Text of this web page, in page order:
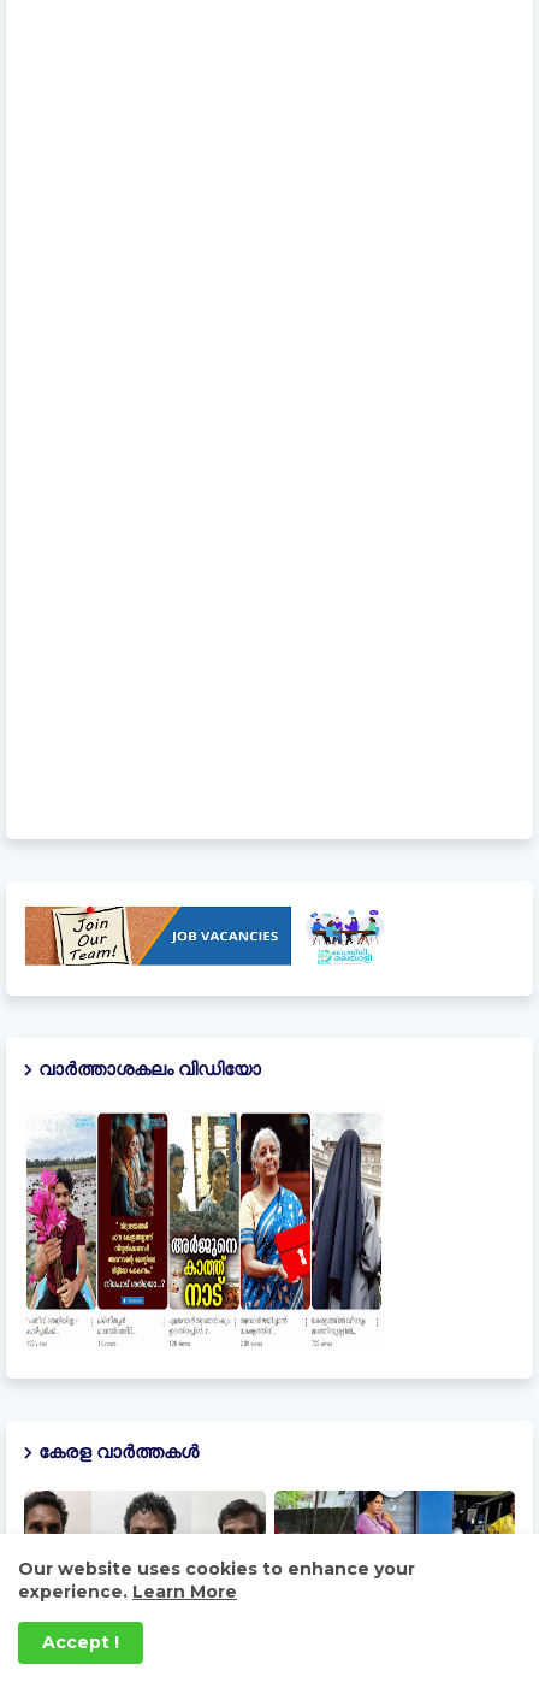
വാർത്താശകലം വിഡിയോ
കേരള വാർത്തകൾ
Our website uses cookies to enhance your
experience. Learn More
Accept !